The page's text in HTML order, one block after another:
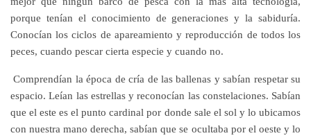
porque tenían el conocimiento de generaciones y la sabiduría.
Conocían los ciclos de apareamiento y reproducción de todos los
peces, cuando pescar cierta especie y cuando no.
Comprendían la época de cría de las ballenas y sabían respetar su
espacio. Leían las estrellas y reconocían las constelaciones. Sabían
que el este es el punto cardinal por donde sale el sol y lo ubicamos
con nuestra mano derecha, sabían que se ocultaba por el oeste y lo